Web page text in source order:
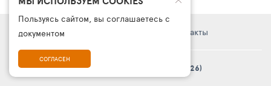
Правовая информация Контакты
© Платформа «ТурСайт Про» в.5.2.0 (2003 - 2026)
Пользуясь сайтом, вы соглашаетесь с
документом
СОГЛАСЕН